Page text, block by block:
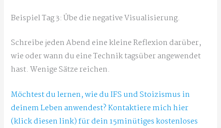
Beispiel Tag 3: Übe die negative Visualisierung.
Schreibe jeden Abend eine kleine Reflexion darüber,
wie oder wann du eine Technik tagsüber angewendet
hast. Wenige Sätze reichen.
Möchtest du lernen, wie du IFS und Stoizismus in
deinem Leben anwendest? Kontaktiere mich hier
(klick diesen link) für dein 15minütiges kostenloses